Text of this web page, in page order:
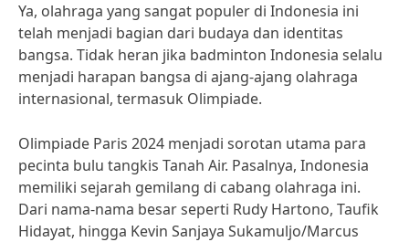
Ya, olahraga yang sangat populer di Indonesia ini
telah menjadi bagian dari budaya dan identitas
bangsa. Tidak heran jika badminton Indonesia selalu
menjadi harapan bangsa di ajang-ajang olahraga
internasional, termasuk Olimpiade.
Olimpiade Paris 2024 menjadi sorotan utama para
pecinta bulu tangkis Tanah Air. Pasalnya, Indonesia
memiliki sejarah gemilang di cabang olahraga ini.
Dari nama-nama besar seperti Rudy Hartono, Taufik
Hidayat, hingga Kevin Sanjaya Sukamuljo/Marcus